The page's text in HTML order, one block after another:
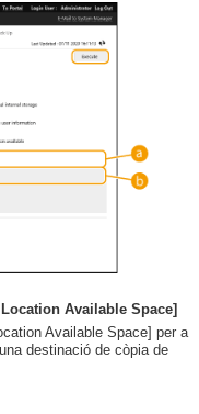
Available Space]
Available Space] per a
destinació de còpia de